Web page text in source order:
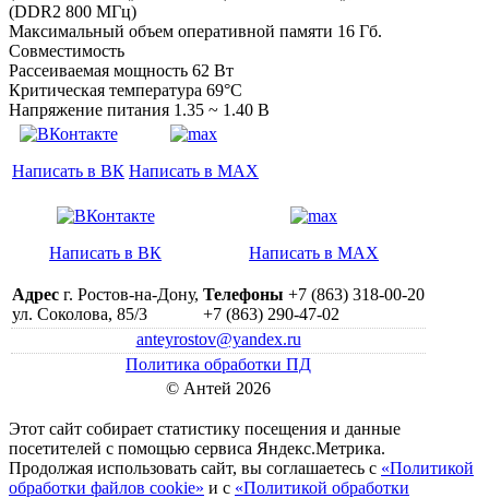
(DDR2 800 МГц)
Максимальный объем оперативной памяти 16 Гб.
Совместимость
Рассеиваемая мощность 62 Вт
Критическая температура 69°C
Напряжение питания 1.35 ~ 1.40 В
Написать в ВК Написать в MAX
Написать в ВК Написать в MAX
Адрес г. Ростов-на-Дону,
ул. Соколова, 85/3
Телефоны +7 (863) 318-00-20
+7 (863) 290-47-02
anteyrostov@yandex.ru
Политика обработки ПД
© Антей 2026
Этот сайт собирает статистику посещения и данные
посетителей c помощью сервиса Яндекс.Метрика.
Продолжая использовать сайт, вы соглашаетесь с «Политикой
обработки файлов cookie» и с «Политикой обработки